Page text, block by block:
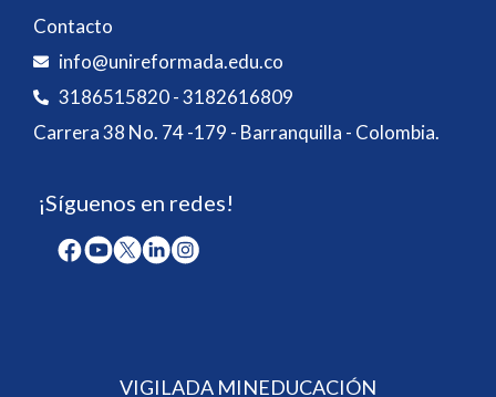
Contacto
info@unireformada.edu.co
3186515820 - 3182616809
Carrera 38 No. 74 -179 - Barranquilla - Colombia.
¡Síguenos en redes!
VIGILADA MINEDUCACIÓN